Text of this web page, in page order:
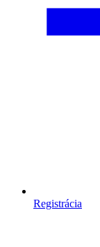
Registrácia